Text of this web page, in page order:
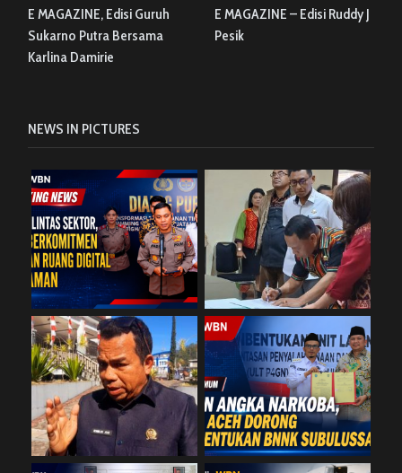
E MAGAZINE, Edisi Guruh
Sukarno Putra Bersama
Karlina Damirie
E MAGAZINE – Edisi Ruddy J
Pesik
NEWS IN PICTURES